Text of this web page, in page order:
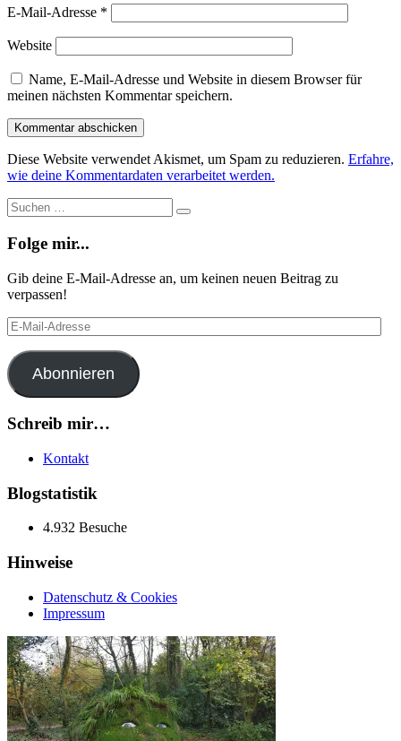
E-Mail-Adresse *
Website
Name, E-Mail-Adresse und Website in diesem Browser für
meinen nächsten Kommentar speichern.
Diese Website verwendet Akismet, um Spam zu reduzieren. Erfahre,
wie deine Kommentardaten verarbeitet werden.
Suche
Suchen
Folge mir...
Gib deine E-Mail-Adresse an, um keinen neuen Beitrag zu
verpassen!
E-
Mail-
Adresse
Abonnieren
Schreib mir…
Kontakt
Blogstatistik
4.932 Besuche
Hinweise
Datenschutz & Cookies
Impressum